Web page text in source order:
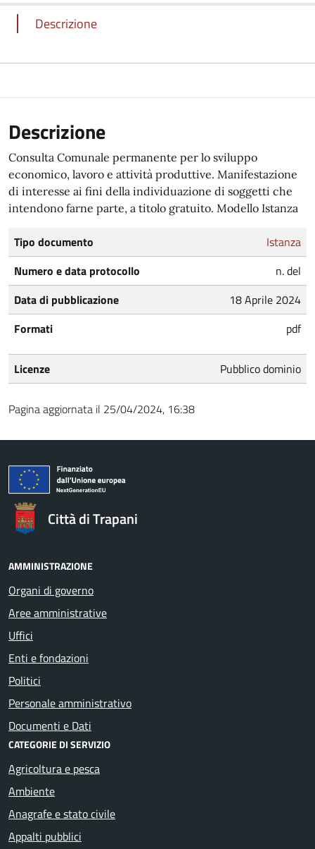
Descrizione
Descrizione
Consulta Comunale permanente per lo sviluppo
economico, lavoro e attività produttive. Manifestazione
di interesse ai fini della individuazione di soggetti che
intendono farne parte, a titolo gratuito. Modello Istanza
Tipo documento
Istanza
Numero e data protocollo
n. del
Data di pubblicazione
18 Aprile 2024
Formati
pdf
Licenze Pubblico dominio
Pagina aggiornata il 25/04/2024, 16:38
Città di Trapani
AMMINISTRAZIONE
Organi di governo
Aree amministrative
Uffici
Enti e fondazioni
Politici
Personale amministrativo
Documenti e Dati
CATEGORIE DI SERVIZIO
Agricoltura e pesca
Ambiente
Anagrafe e stato civile
Appalti pubblici